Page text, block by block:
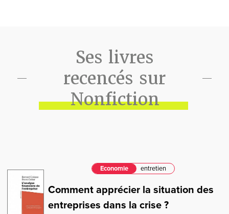
Ses livres
recencés sur
Nonfiction
Economie entretien
Comment apprécier la situation des
entreprises dans la crise ?